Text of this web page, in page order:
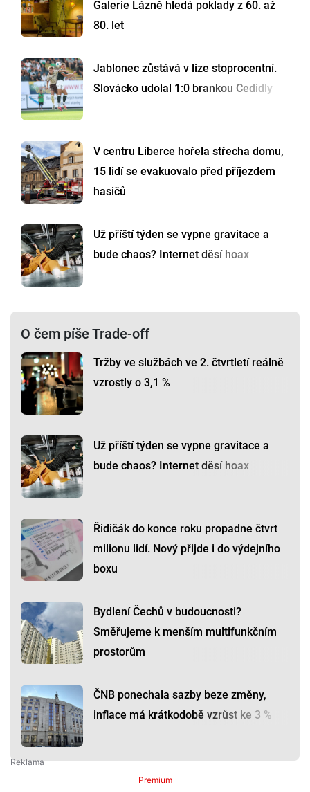
Galerie Lázně hledá poklady z 60. až
80. let
Jablonec zůstává v lize stoprocentní.
Slovácko udolal 1:0 brankou Cedidly
V centru Liberce hořela střecha domu,
15 lidí se evakuovalo před příjezdem
hasičů
Už příští týden se vypne gravitace a
bude chaos? Internet děsí hoax
O čem píše Trade-off
Tržby ve službách ve 2. čtvrtletí reálně
vzrostly o 3,1 %
Už příští týden se vypne gravitace a
bude chaos? Internet děsí hoax
Řidičák do konce roku propadne čtvrt
milionu lidí. Nový přijde i do výdejního
boxu
Bydlení Čechů v budoucnosti?
Směřujeme k menším multifunkčním
prostorům
ČNB ponechala sazby beze změny,
inflace má krátkodobě vzrůst ke 3 %
Premium